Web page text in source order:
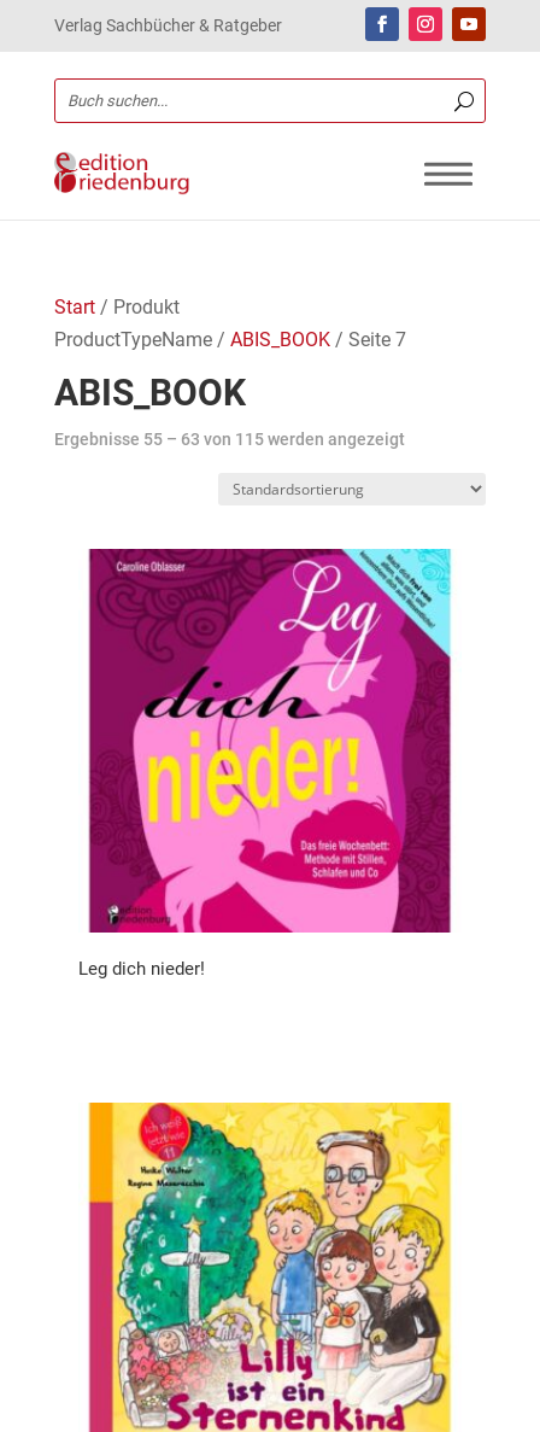
Verlag Sachbücher & Ratgeber
Start/ Produkt
ProductTypeName / ABIS_BOOK/ Seite 7
ABIS_BOOK
Ergebnisse 55 – 63 von 115 werden angezeigt
Leg dich nieder!